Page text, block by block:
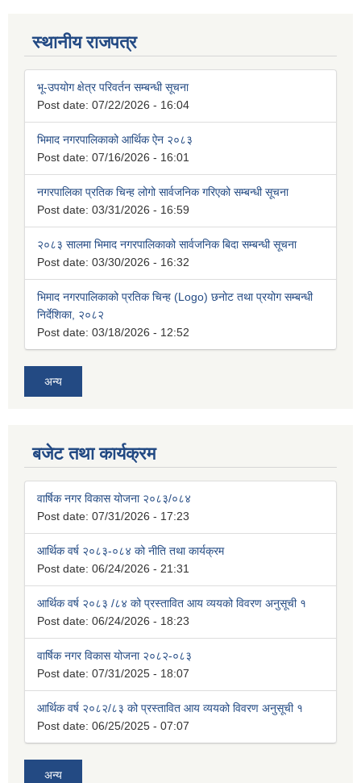
स्थानीय राजपत्र
भू-उपयोग क्षेत्र परिवर्तन सम्बन्धी सूचना
Post date: 07/22/2026 - 16:04
भिमाद नगरपालिकाको आर्थिक ऐन २०८३
Post date: 07/16/2026 - 16:01
नगरपालिका प्रतिक चिन्ह लोगो सार्वजनिक गरिएको सम्बन्धी सूचना
Post date: 03/31/2026 - 16:59
२०८३ सालमा भिमाद नगरपालिकाको सार्वजनिक बिदा सम्बन्धी सूचना
Post date: 03/30/2026 - 16:32
भिमाद नगरपालिकाको प्रतिक चिन्ह (Logo) छनोट तथा प्रयोग सम्बन्धी
निर्देशिका, २०८२
Post date: 03/18/2026 - 12:52
अन्य
बजेट तथा कार्यक्रम
वार्षिक नगर विकास योजना २०८३/०८४
Post date: 07/31/2026 - 17:23
आर्थिक वर्ष २०८३-०८४ को नीति तथा कार्यक्रम
Post date: 06/24/2026 - 21:31
आर्थिक वर्ष २०८३ /८४ को प्रस्तावित आय व्ययको विवरण अनुसूची १
Post date: 06/24/2026 - 18:23
वार्षिक नगर विकास योजना २०८२-०८३
Post date: 07/31/2025 - 18:07
आर्थिक वर्ष २०८२/८३ को प्रस्तावित आय व्ययको विवरण अनुसूची १
Post date: 06/25/2025 - 07:07
अन्य